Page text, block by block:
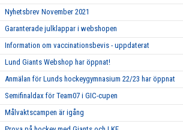
Nyhetsbrev November 2021
Garanterade julklappar i webshopen
Information om vaccinationsbevis - uppdaterat
Lund Giants Webshop har öppnat!
Anmälan för Lunds hockeygymnasium 22/23 har öppnat
Semifinaldax för Team07 i GIC-cupen
Målvaktscampen är igång